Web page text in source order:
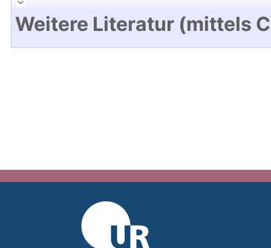
Weitere Literatur (mittels